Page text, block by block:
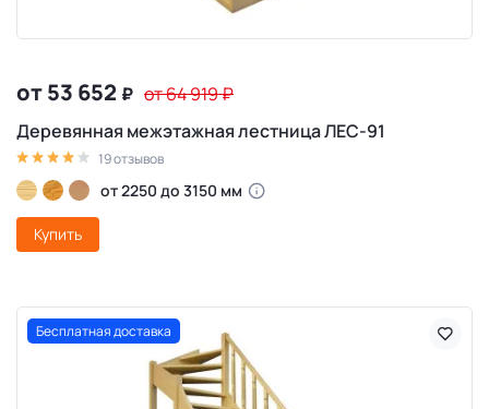
от 53 652 ₽ от 64 919₽
Деревянная межэтажная лестница ЛЕС-91
19 отзывов
от 2250 до 3150 мм
Купить
Бесплатная доставка